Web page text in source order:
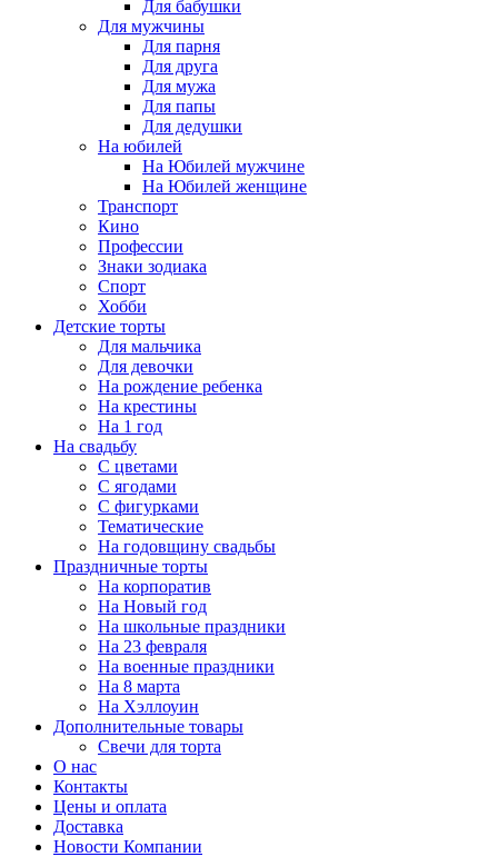
Для бабушки
Для мужчины
Для парня
Для друга
Для мужа
Для папы
Для дедушки
На юбилей
На Юбилей мужчине
На Юбилей женщине
Транспорт
Кино
Профессии
Знаки зодиака
Спорт
Хобби
Детские торты
Для мальчика
Для девочки
На рождение ребенка
На крестины
На 1 год
На свадьбу
С цветами
С ягодами
С фигурками
Тематические
На годовщину свадьбы
Праздничные торты
На корпоратив
На Новый год
На школьные праздники
На 23 февраля
На военные праздники
На 8 марта
На Хэллоуин
Дополнительные товары
Свечи для торта
О нас
Контакты
Цены и оплата
Доставка
Новости Компании